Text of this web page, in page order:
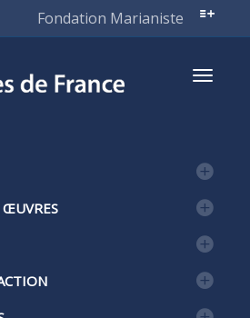
Fondation Marianiste
ŒUVRES